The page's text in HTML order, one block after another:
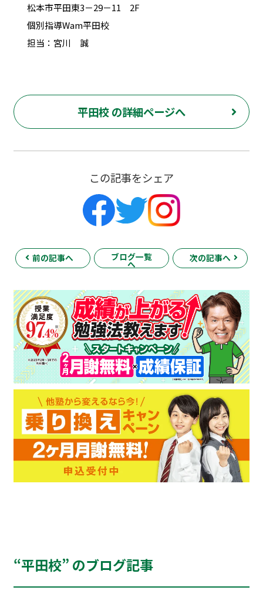
松本市平田東3－29－11 2F
個別指導Wam平田校
担当：宮川 誠
平田校 の詳細ページへ
この記事をシェア
前の記事へ ブログ一覧
へ
次の記事へ
“平田校” のブログ記事